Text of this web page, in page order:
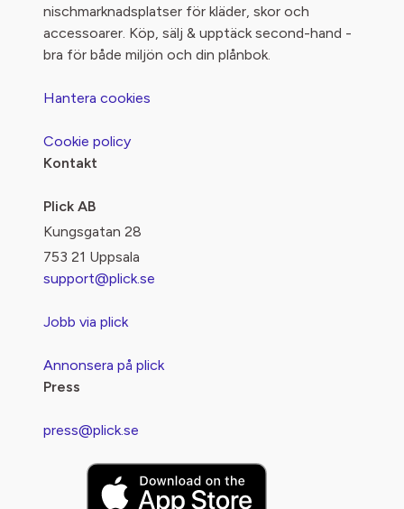
nischmarknadsplatser för kläder, skor och
accessoarer. Köp, sälj & upptäck second-hand -
bra för både miljön och din plånbok.
Hantera cookies
Cookie policy
Kontakt
Plick AB
Kungsgatan 28
753 21 Uppsala
support@plick.se
Jobb via plick
Annonsera på plick
Press
press@plick.se